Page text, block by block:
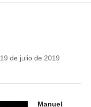
19 de julio de 2019
Manuel